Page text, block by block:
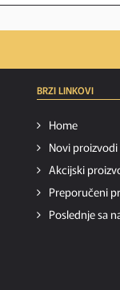
BRZI LINKOVI
Home
Novi proizvodi
Akcijski
Preporučeni
Poslednje sa